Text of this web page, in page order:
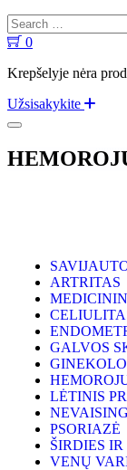
0
Krepšelyje nėra
Užsisakykite
ARTRITAS
GALVOS
LĖTINIS
PSORIAZĖ
ŠIRDIES
VENŲ